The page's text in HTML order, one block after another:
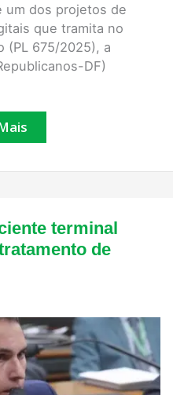
um dos projetos de
que tramita no
(PL 675/2025), a
DF)
terminal
de